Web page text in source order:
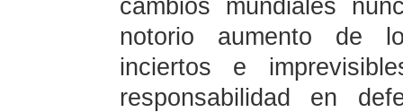
cambios mundiales
notorio aumento de
inciertos e
responsabilidad en